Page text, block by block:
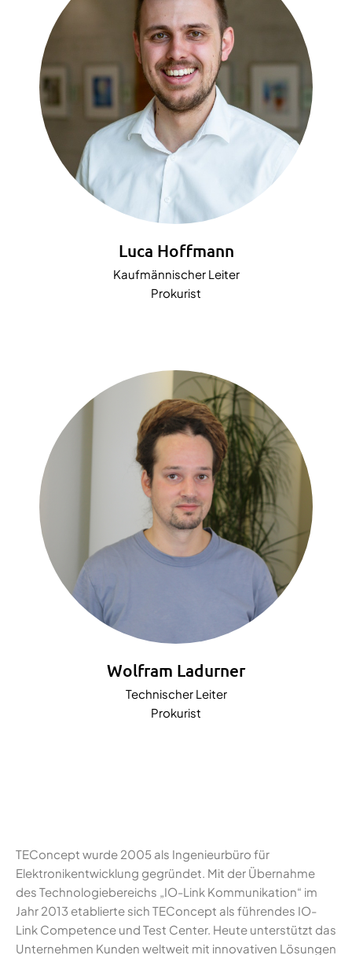
Luca Hoffmann
Kaufmännischer Leiter
Prokurist
Wolfram Ladurner
Technischer Leiter
Prokurist
TEConcept wurde 2005 als Ingenieurbüro für
Elektronikentwicklung gegründet. Mit der Übernahme
des Technologiebereichs „IO-Link Kommunikation“ im
Jahr 2013 etablierte sich TEConcept als führendes IO-
Link Competence und Test Center. Heute unterstützt das
Unternehmen Kunden weltweit mit innovativen Lösungen